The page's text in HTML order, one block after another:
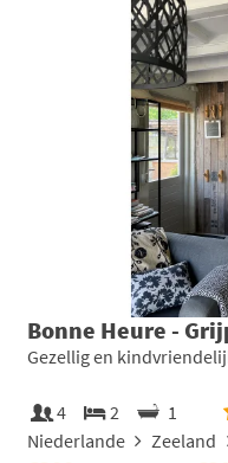
Bonne Heure -
Gezellig en
4 2
1
Niederlande
Zeeland